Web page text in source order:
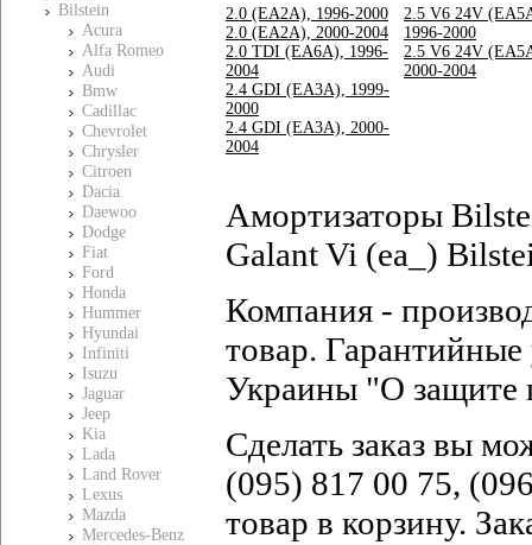
Bilstein
Acura
Alfa Romeo
Audi
Bmw
Cadillac
Chevrolet
Chrysler
Citroen
Dacia
Daewoo
Dodge
Fiat
Ford
Honda
Hummer
Hyundai
Infiniti
Isuzu
Jaguar
Jeep
Kia
Lada
Land Rover
Lexus
Mazda
Mercedes-Benz
2.0 (EA2A), 1996-2000
2.0 (EA2A), 2000-2004
2.0 TDI (EA6A), 1996-
2004
2.4 GDI (EA3A), 1999-
2000
2.4 GDI (EA3A), 2000-
2004
2.5 V6 24V
1996-2000
2.5 V6 24V
2000-2004
Амортизаторы
Galant Vi (ea_)
Компания -
товар. Гарантийные
Украины "О защите
Сделать заказ вы
(095) 817 00 75,
товар в корзину.